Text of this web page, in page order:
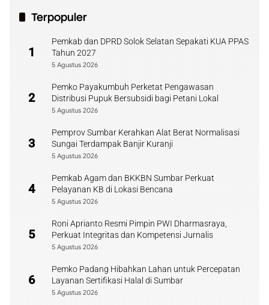
Terpopuler
1
Pemkab dan DPRD Solok Selatan Sepakati KUA PPAS
Tahun 2027
5 Agustus 2026
2
Pemko Payakumbuh Perketat Pengawasan
Distribusi Pupuk Bersubsidi bagi Petani Lokal
5 Agustus 2026
3
Pemprov Sumbar Kerahkan Alat Berat Normalisasi
Sungai Terdampak Banjir Kuranji
5 Agustus 2026
4
Pemkab Agam dan BKKBN Sumbar Perkuat
Pelayanan KB di Lokasi Bencana
5 Agustus 2026
5
Roni Aprianto Resmi Pimpin PWI Dharmasraya,
Perkuat Integritas dan Kompetensi Jurnalis
5 Agustus 2026
6
Pemko Padang Hibahkan Lahan untuk Percepatan
Layanan Sertifikasi Halal di Sumbar
5 Agustus 2026